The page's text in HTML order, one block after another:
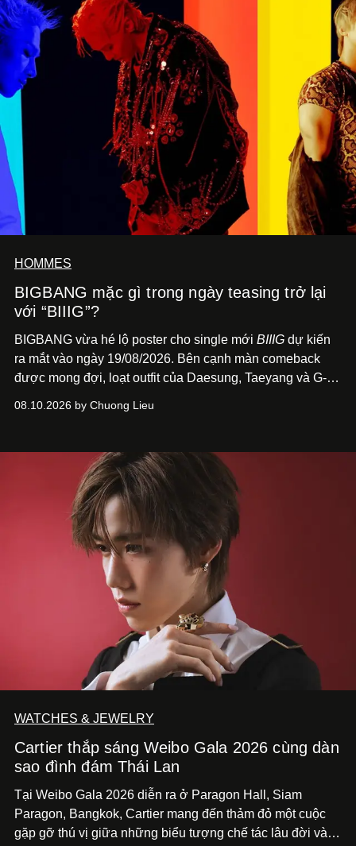
HOMMES
BIGBANG mặc gì trong ngày teasing trở lại
với “BIIIG”?
BIGBANG vừa hé lộ poster cho single mới BIIIG dự kiến
ra mắt vào ngày 19/08/2026. Bên cạnh màn comeback
được mong đợi, loạt outfit của Daesung, Taeyang và G-
đáng chú ý với giới mộ điệu.
08.10.2026 by Chuong Lieu
WATCHES & JEWELRY
Cartier thắp sáng Weibo Gala 2026 cùng dàn
sao đình đám Thái Lan
Tại Weibo Gala 2026 diễn ra ở Paragon Hall, Siam
Paragon, Bangkok, Cartier mang đến thảm đỏ một cuộc
gặp gỡ thú vị giữa những biểu tượng chế tác lâu đời và